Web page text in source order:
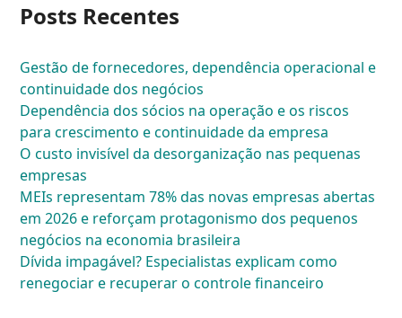
Posts Recentes
Gestão de fornecedores, dependência operacional e
continuidade dos negócios
Dependência dos sócios na operação e os riscos
para crescimento e continuidade da empresa
O custo invisível da desorganização nas pequenas
empresas
MEIs representam 78% das novas empresas abertas
em 2026 e reforçam protagonismo dos pequenos
negócios na economia brasileira
Dívida impagável? Especialistas explicam como
renegociar e recuperar o controle financeiro